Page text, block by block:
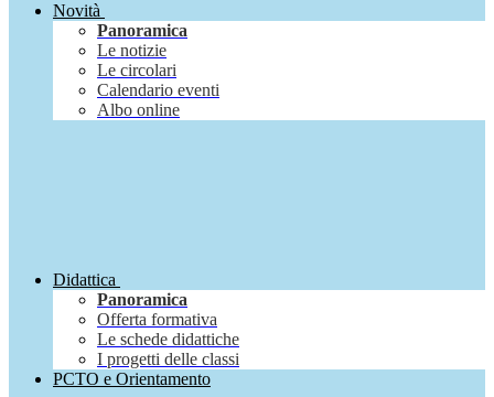
Novità
Panoramica
Le notizie
Le circolari
Calendario eventi
Albo online
Didattica
Panoramica
Offerta formativa
Le schede didattiche
I progetti delle classi
PCTO e Orientamento